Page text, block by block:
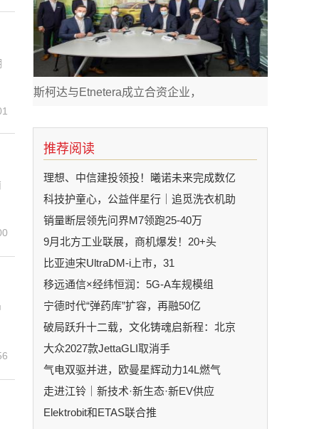
斯柯达与Etnetera成立合资企业，
推荐阅读
理想、中信建投领投！曦诺未来完成数亿
科技护童心，公益伴星行｜追觅洗衣机助
销量断层领先问界M7领跑25-40万
9月北方工业联展，商机爆发！20+头
比亚迪宋UltraDM-i上市，31
移远通信×经纬恒润：5G-A车规模组
宁德时代“弹药库”扩容，再融50亿
破局跃升十二载，文化铸魂启新程：北京
大众2027款JettaGLI取消手
气电双驱并进，欧曼星辉动力14L燃气
走进江铃｜新技术·新生态·新EV供应
Elektrobit和ETAS联合推